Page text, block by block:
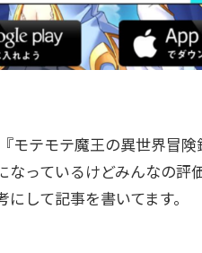
モテモテ魔王の異世界冒
なっているけどみんなの評
して記事を書いてます。